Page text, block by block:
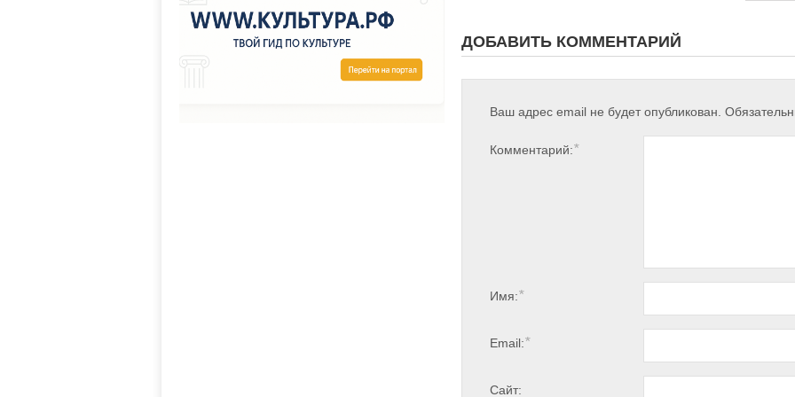
ДОБАВИТЬ КОММЕНТАРИЙ
Ваш адрес email не будет опубликован.
Комментарий:*
Имя:*
Email:*
Сайт: